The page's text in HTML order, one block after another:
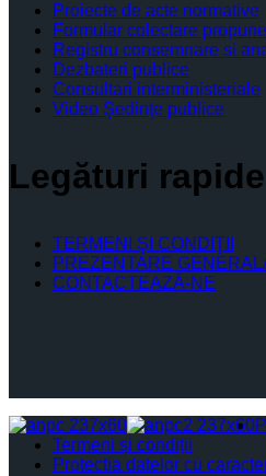
Proiecte de acte normative
Formular colectare
Registru consemnare si
Dezbateri publice
Consultari interministeriale
Video Şedinţe publice
Legături rapide
TERMENI ŞI CONDIŢII
PREZENTARE
CONTACTEAZĂ-NE
Termeni și condiții
Protectia datelor cu